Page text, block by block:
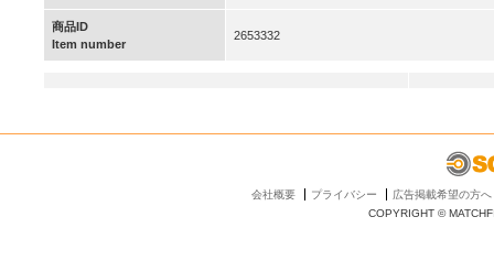
商品ID
Item number
2653332
会社概要 プライバシー
広告掲載希望の方へ
COPYRIGHT ©